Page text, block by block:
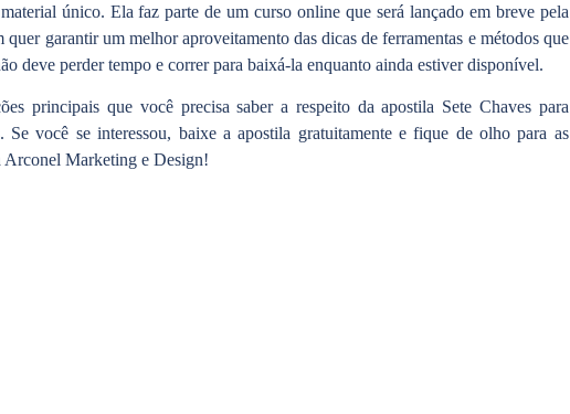
único. Ela faz parte de um curso online que será lançado em breve pela
quer garantir um melhor aproveitamento das dicas de ferramentas e métodos que
deve perder tempo e correr para baixá-la enquanto ainda estiver disponível.
principais que você precisa saber a respeito da apostila Sete Chaves para
Se você se interessou, baixe a apostila gratuitamente e fique de olho para as
Arconel Marketing e Design!